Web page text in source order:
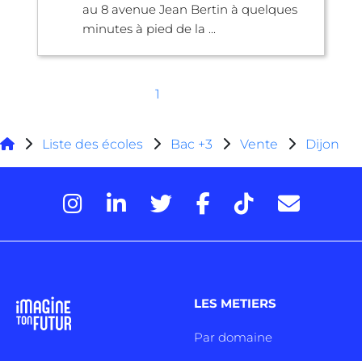
au 8 avenue Jean Bertin à quelques
minutes à pied de la ...
1
Liste des écoles Bac +3 Vente Dijon
LES METIERS
Par domaine